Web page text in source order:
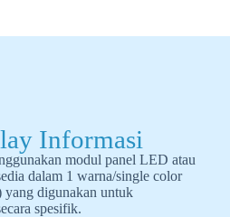
Informasi
modul panel LED atau
dalam 1 warna/single color
digunakan untuk
spesifik.